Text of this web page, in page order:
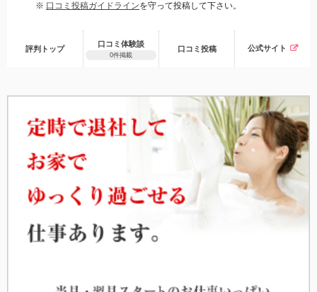
※ 口コミ投稿ガイドラインを守って投稿して下さい。
評判トップ
口コミ体験談
0件掲載
口コミ 投稿 公式サイト